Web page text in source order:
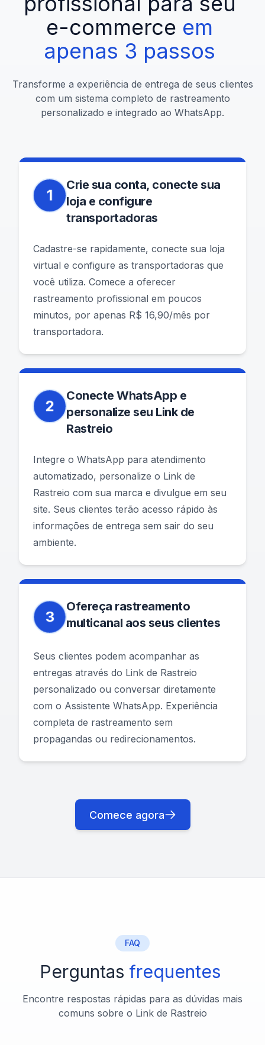
e-commerce em
apenas 3 passos
Transforme a experiência de entrega de seus clientes
com um sistema completo de rastreamento
personalizado e integrado ao WhatsApp.
1
Crie sua conta, conecte sua
loja e configure
transportadoras
Cadastre-se rapidamente, conecte sua loja
virtual e configure as transportadoras que
você utiliza. Comece a oferecer
rastreamento profissional em poucos
minutos, por apenas R$ 16,90/mês por
transportadora.
2
Conecte WhatsApp e
personalize seu Link de
Rastreio
Integre o WhatsApp para atendimento
automatizado, personalize o Link de
Rastreio com sua marca e divulgue em seu
site. Seus clientes terão acesso rápido às
informações de entrega sem sair do seu
ambiente.
3
Ofereça rastreamento
multicanal aos seus clientes
Seus clientes podem acompanhar as
entregas através do Link de Rastreio
personalizado ou conversar diretamente
com o Assistente WhatsApp. Experiência
completa de rastreamento sem
propagandas ou redirecionamentos.
Comece agora
FAQ
Perguntas frequentes
Encontre respostas rápidas para as dúvidas mais
comuns sobre o Link de Rastreio